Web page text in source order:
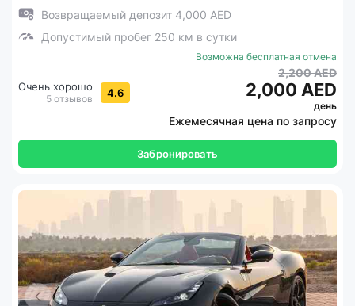
Возвращаемый депозит 4,000 AED
Допустимый пробег 250 км в сутки
Очень хорошо
5 отзывов 4.6
Возможна бесплатная отмена
2,200 AED
2,000 AED
день
Ежемесячная цена по запросу
Забронировать